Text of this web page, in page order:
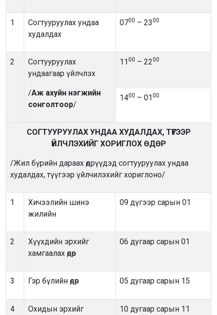
1
Согтууруулах ундаа
худалдах
0700 – 2300
2
Согтууруулах
ундаагаар үйлчлэх
/Аж ахуйн нэгжийн
сонголтоор/
1100 – 2200
1400 – 0100
СОГТУУРУУЛАХ УНДАА ХУДАЛДАХ, ТҮҮГЭЭР
ҮЙЛЧЛЭХИЙГ ХОРИГЛОХ ӨДӨР
/Жил бүрийн дараах өдрүүдэд согтууруулах ундаа
худалдах, түүгээр үйлчилэхийг хориглоно/
1
Хичээлийн шинэ
жилийн
09 дүгээр сарын 01
2
Хүүхдийн эрхийг
хамгаалах өдөр
06 дугаар сарын 01
3 Гэр бүлийн өдөр 05 дугаар сарын 15
4
Охидын эрхийг
10 дугаар сарын 11